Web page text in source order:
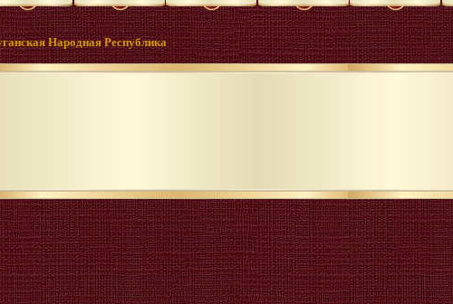
Народная Республика